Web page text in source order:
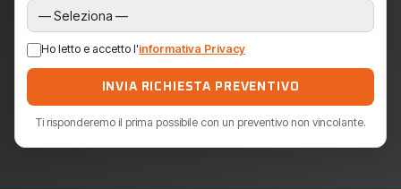
Ho letto e accetto l'informativa Privacy
INVIA RICHIESTA PREVENTIVO
Ti risponderemo il prima possibile con un preventivo non vincolante.